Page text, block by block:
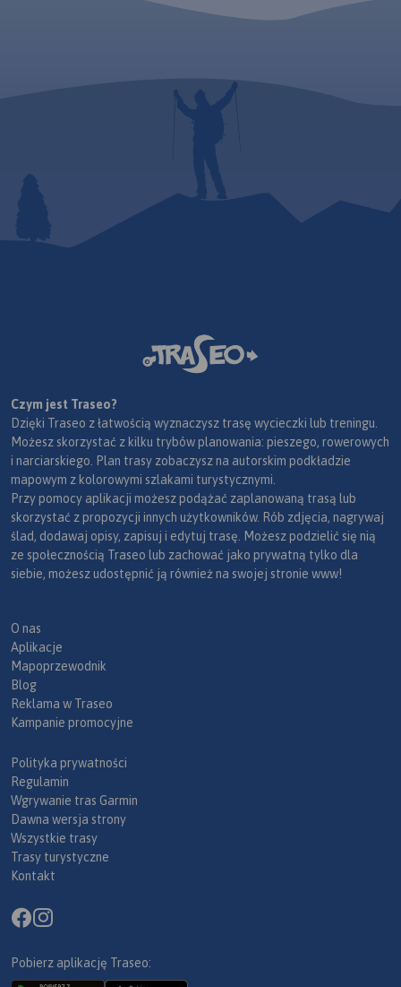
Czym jest Traseo?
Dzięki Traseo z łatwością wyznaczysz trasę wycieczki lub treningu.
Możesz skorzystać z kilku trybów planowania: pieszego, rowerowych
i narciarskiego. Plan trasy zobaczysz na autorskim podkładzie
mapowym z kolorowymi szlakami turystycznymi.
Przy pomocy aplikacji możesz podążać zaplanowaną trasą lub
skorzystać z propozycji innych użytkowników. Rób zdjęcia, nagrywaj
ślad, dodawaj opisy, zapisuj i edytuj trasę. Możesz podzielić się nią
ze społecznością Traseo lub zachować jako prywatną tylko dla
siebie, możesz udostępnić ją również na swojej stronie www!
O nas
Aplikacje
Mapoprzewodnik
Blog
Reklama w Traseo
Kampanie promocyjne
Polityka prywatności
Regulamin
Wgrywanie tras Garmin
Dawna wersja strony
Wszystkie trasy
Trasy turystyczne
Kontakt
Pobierz aplikację Traseo: